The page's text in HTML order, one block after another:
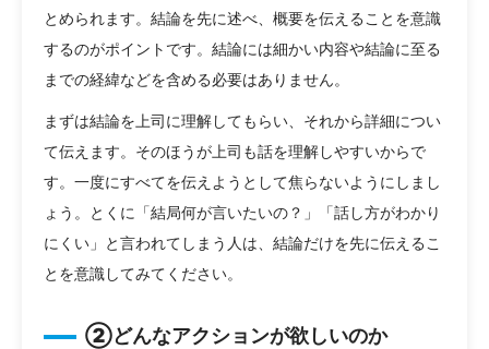
とめられます。結論を先に述べ、概要を伝えることを意識
するのがポイントです。結論には細かい内容や結論に至る
までの経緯などを含める必要はありません。
まずは結論を上司に理解してもらい、それから詳細につい
て伝えます。そのほうが上司も話を理解しやすいからで
す。一度にすべてを伝えようとして焦らないようにしまし
ょう。とくに「結局何が言いたいの？」「話し方がわかり
にくい」と言われてしまう人は、結論だけを先に伝えるこ
とを意識してみてください。
②どんなアクションが欲しいのか